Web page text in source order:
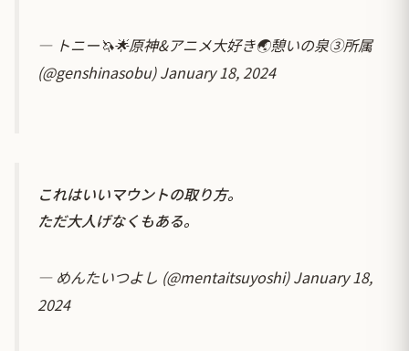
— トニー🦄🌟原神&アニメ大好き🌏憩いの泉③所属
(@genshinasobu)January 18, 2024
これはいいマウントの取り方。
ただ大人げなくもある。
— めんたいつよし (@mentaitsuyoshi)January 18,
2024